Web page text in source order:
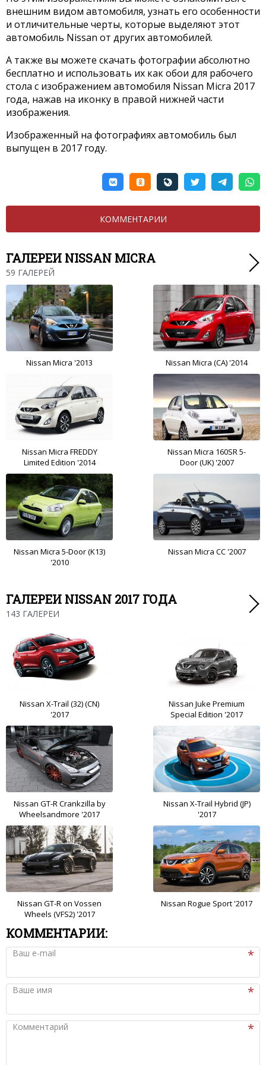
внешним видом автомобиля, узнать его особенности
и отличительные черты, которые выделяют этот
автомобиль Nissan от других автомобилей.
А также вы можете скачать фотографии абсолютно
бесплатно и использовать их как обои для рабочего
стола с изображением автомобиля Nissan Micra 2017
года, нажав на иконку в правой нижней части
изображения.
Изображенный на фотографиях автомобиль был
выпущен в 2017 году.
КОММЕНТАРИИ
ГАЛЕРЕИ NISSAN MICRA
59 ГАЛЕРЕЙ
Nissan Micra '2013 Nissan Micra (CA) '2014
Nissan Micra FREDDY
Limited Edition '2014
Nissan Micra 160SR 5-
Door (UK) '2007
Nissan Micra 5-Door (K13)
'2010
Nissan Micra CC '2007
ГАЛЕРЕИ NISSAN 2017 ГОДА
143 ГАЛЕРЕИ
Nissan X-Trail (32) (CN)
'2017
Nissan Juke Premium
Special Edition '2017
Nissan GT-R Crankzilla by
Wheelsandmore '2017
Nissan X-Trail Hybrid (JP)
'2017
Nissan GT-R on Vossen
Wheels (VFS2) '2017
Nissan Rogue Sport '2017
КОММЕНТАРИИ:
Ваш e-mail
Ваше имя
Комментарий